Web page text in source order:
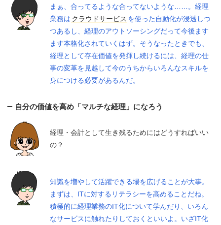
まぁ、合ってるような合ってないような……。経理
業務は クラウドサービス を使った自動化が浸透しつ
つあるし、経理のアウトソーシングだって今後ます
ます本格化されていくはず。そうなったときでも、
経理として存在価値を発揮し続けるには、経理の仕
事の変革を見越して今のうちからいろんなスキルを
身につける必要があるんだ。
自分の価値を高め「マルチな経理」になろう
経理・会計として生き残るためにはどうすればいい
の？
知識を増やして活躍できる場を広げることが大事。
まずは、ITに対するリテラシーを高めることだね。
積極的に経理業務のIT化について学んだり、いろん
なサービスに触れたりしておくといいよ。いざIT化